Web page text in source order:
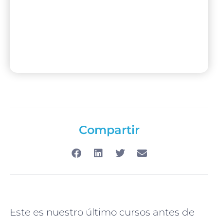
Compartir
Este es nuestro último cursos antes de